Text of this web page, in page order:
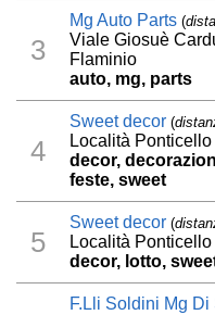
3
Mg Auto Parts (
Viale Giosuè
Flaminio
auto, mg, parts
4
Sweet decor (
Località
decor,
feste, sweet
5
Sweet decor (
Località
decor, lotto,
F.Lli Soldini Mg